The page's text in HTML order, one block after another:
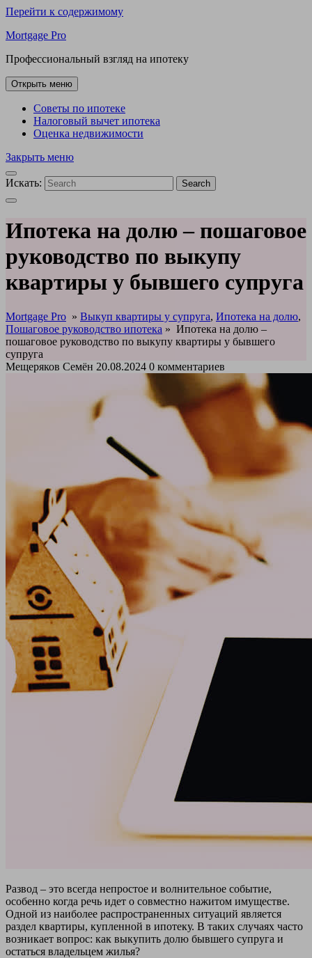
Перейти к содержимому
Mortgage Pro
Профессиональный взгляд на ипотеку
Открыть меню
Советы по ипотеке
Налоговый вычет ипотека
Оценка недвижимости
Закрыть меню
Искать: Search
Ипотека на долю – пошаговое
руководство по выкупу
квартиры у бывшего супруга
Mortgage Pro » Выкуп квартиры у супруга, Ипотека на долю,
Пошаговое руководство ипотека » Ипотека на долю –
пошаговое руководство по выкупу квартиры у бывшего
супруга
Мещеряков Семён 20.08.2024 0 комментариев
Развод – это всегда непростое и волнительное событие,
особенно когда речь идет о совместно нажитом имуществе.
Одной из наиболее распространенных ситуаций является
раздел квартиры, купленной в ипотеку. В таких случаях часто
возникает вопрос: как выкупить долю бывшего супруга и
остаться владельцем жилья?